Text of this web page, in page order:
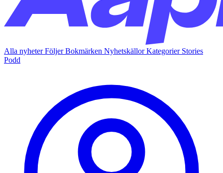
Alla nyheterFöljerBokmärken NyhetskällorKategorier Stories
Podd